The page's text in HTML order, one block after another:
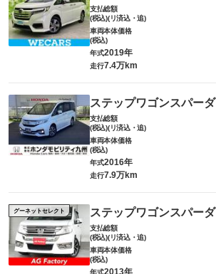
支払総額
(税込)(リ済込・追)
車両本体価格
(税込)
年式2019年
走行7.4万km
ステップワゴンスパーダ
支払総額
(税込)(リ済込・追)
車両本体価格
(税込)
年式2016年
走行7.9万km
グーネットセレクト ステップワゴンスパーダ
支払総額
(税込)(リ済込・追)
車両本体価格
(税込)
年式2013年